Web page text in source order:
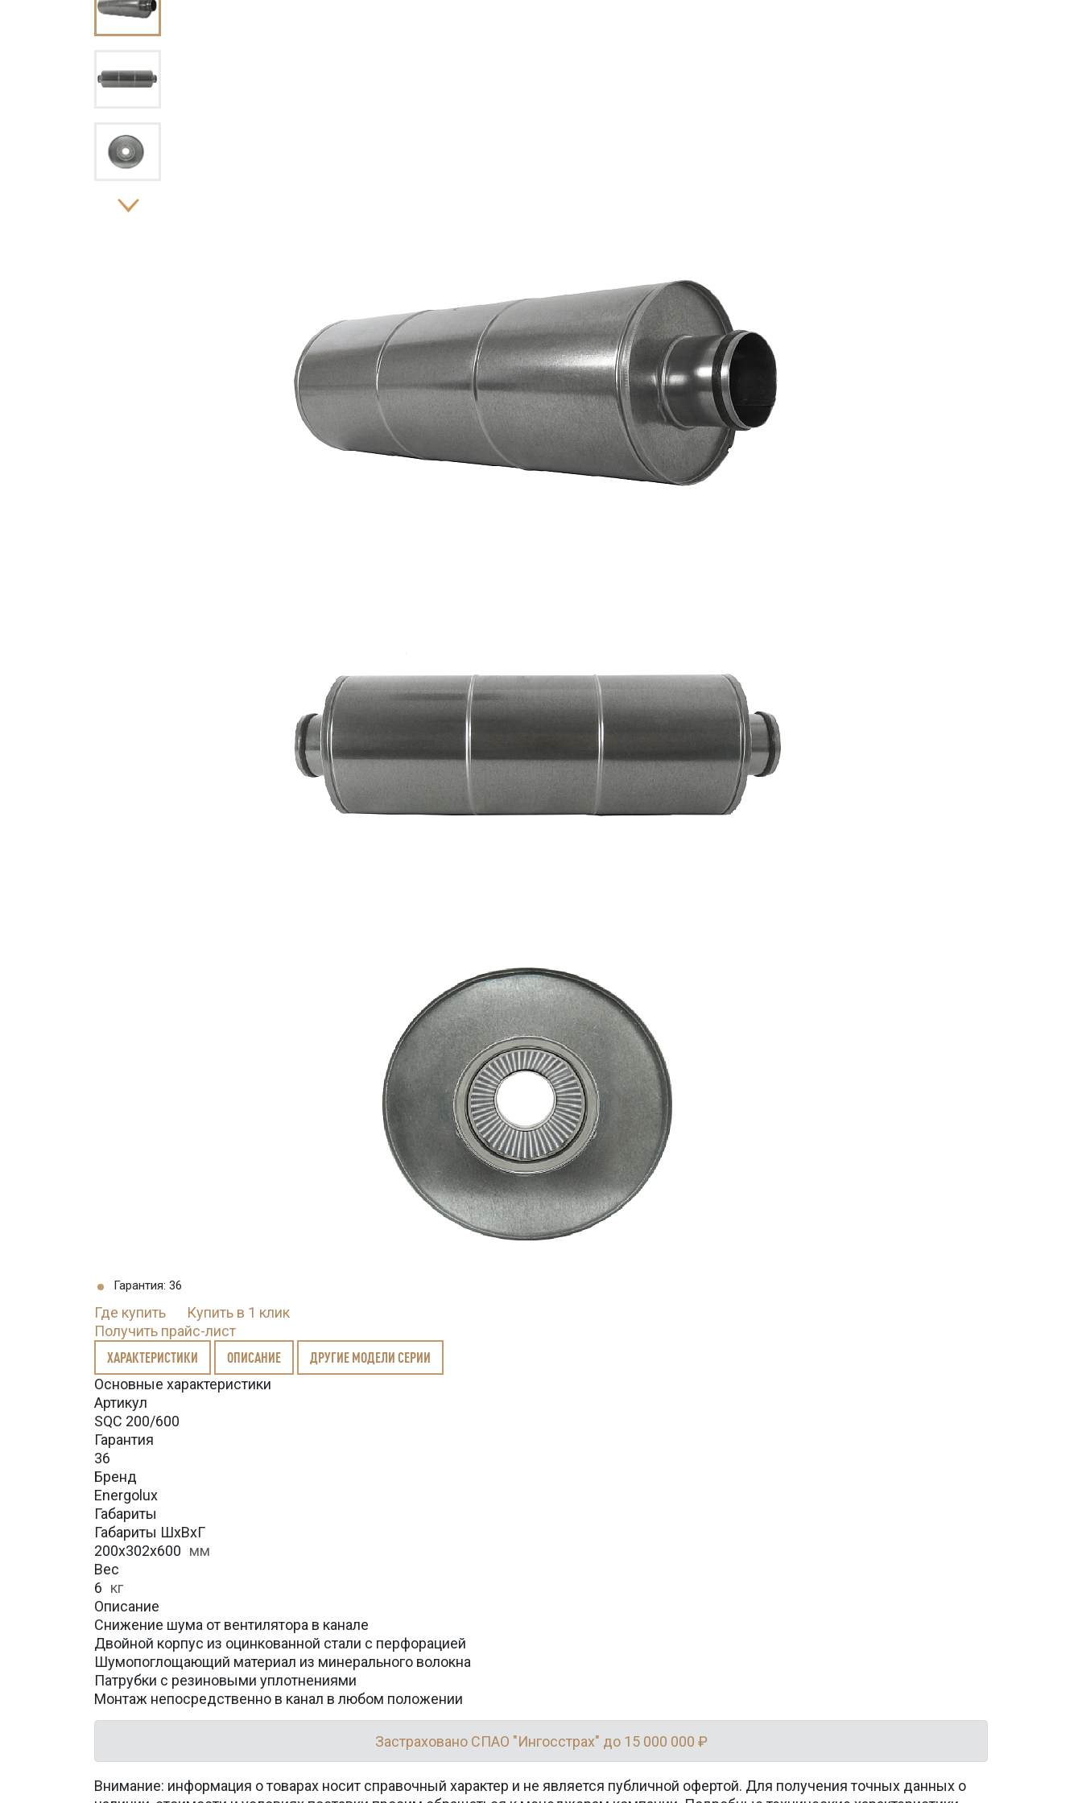
Гарантия: 36
Где купить
Купить в 1 клик
Получить прайс-лист
ХАРАКТЕРИСТИКИ ОПИСАНИЕ ДРУГИЕ МОДЕЛИ СЕРИИ
Основные характеристики
Артикул
SQC 200/600
Гарантия
36
Бренд
Energolux
Габариты
Габариты ШхВхГ
200x302x600 мм
Вес
6 кг
Описание
Снижение шума от вентилятора в канале
Двойной корпус из оцинкованной стали с перфорацией
Шумопоглощающий материал из минерального волокна
Патрубки с резиновыми уплотнениями
Монтаж непосредственно в канал в любом положении
Застраховано СПАО "Ингосстрах" до 15 000 000 ₽
Внимание: информация о товарах носит справочный характер и не является публичной офертой. Для получения точных данных о